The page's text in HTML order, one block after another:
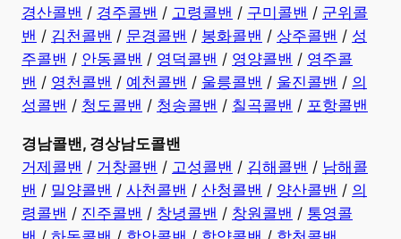
경산콜밴 / 경주콜밴 / 고령콜밴 / 구미콜밴 / 군위콜
밴 / 김천콜밴 / 문경콜밴 / 봉화콜밴 / 상주콜밴 / 성
주콜밴 / 안동콜밴 / 영덕콜밴 / 영양콜밴 / 영주콜
밴 / 영천콜밴 / 예천콜밴 / 울릉콜밴 / 울진콜밴 / 의
성콜밴 / 청도콜밴 / 청송콜밴 / 칠곡콜밴 / 포항콜밴
경남콜밴, 경상남도콜밴
거제콜밴 / 거창콜밴 / 고성콜밴 / 김해콜밴 / 남해콜
밴 / 밀양콜밴 / 사천콜밴 / 산청콜밴 / 양산콜밴 / 의
령콜밴 / 진주콜밴 / 창녕콜밴 / 창원콜밴 / 통영콜